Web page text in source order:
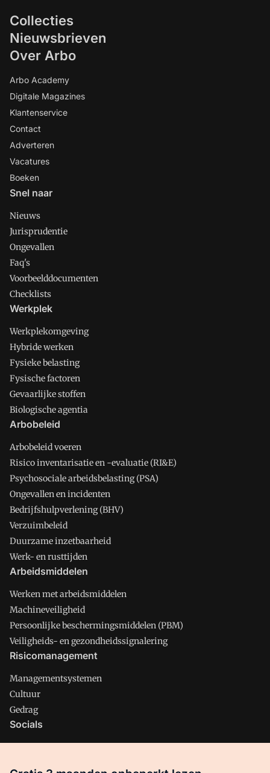
Collecties
Nieuwsbrieven
Over Arbo
Arbo Academy
Digitale Magazines
Klantenservice
Contact
Adverteren
Vacatures
Boeken
Snel naar
Nieuws
Jurisprudentie
Ongevallen
Faq's
Voorbeelddocumenten
Checklists
Werkplek
Werkplekomgeving
Hybride werken
Fysieke belasting
Fysische factoren
Gevaarlijke stoffen
Biologische agentia
Arbobeleid
Arbobeleid voeren
Risico inventarisatie en -evaluatie (RI&E)
Psychosociale arbeidsbelasting (PSA)
Ongevallen en incidenten
Bedrijfshulpverlening (BHV)
Verzuimbeleid
Duurzame inzetbaarheid
Werk- en rusttijden
Arbeidsmiddelen
Werken met arbeidsmiddelen
Machineveiligheid
Persoonlijke beschermingsmiddelen (PBM)
Veiligheids- en gezondheidssignalering
Risicomanagement
Managementsystemen
Cultuur
Gedrag
Socials